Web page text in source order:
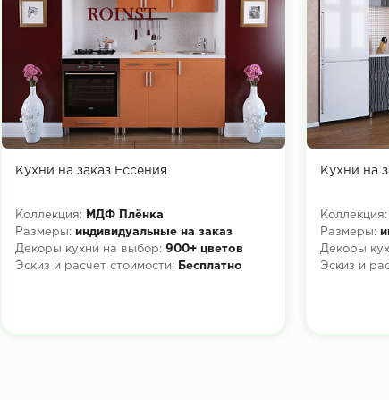
Кухни на заказ Ессения
Коллекция:
МДФ Плёнка
Размеры: индивидуальные на заказ
Декоры кухни на выбор: 900+ цветов
Эскиз и расчет стоимости:
Бесплатно
Кухни на
Коллекция:
Размеры:
Декоры
Эскиз и